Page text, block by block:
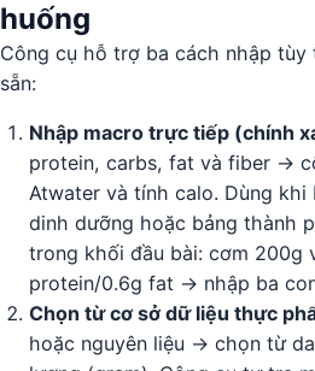
huống
Công cụ hỗ trợ ba cách nhập
sẵn:
Nhập macro trực tiếp (chính
protein, carbs, fat và fiber →
Atwater và tính calo. Dùng
dinh dưỡng hoặc bảng thành
trong khối đầu bài: cơm 200g
protein/0.6g fat → nhập ba
Chọn từ cơ sở dữ liệu thực
hoặc nguyên liệu → chọn từ